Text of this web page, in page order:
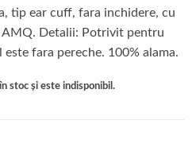
tip ear cuff, fara inchidere, cu
Detalii: Potrivit pentru
fara pereche. 100% alama.
stoc și este indisponibil.